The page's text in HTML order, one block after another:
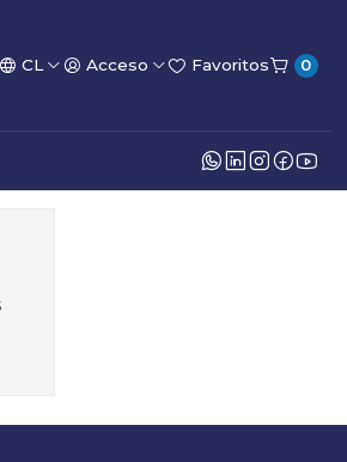
CL Acceso Favoritos 0